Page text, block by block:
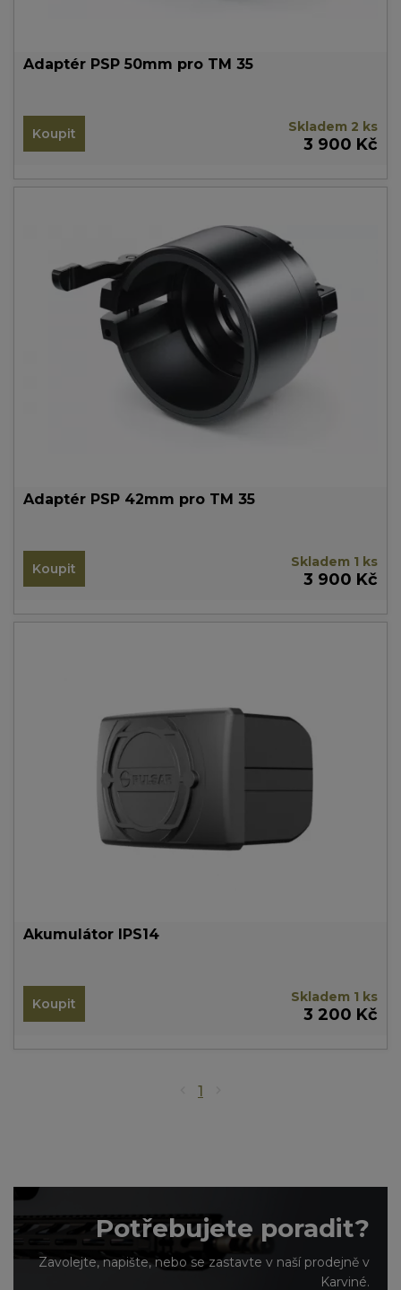
Adaptér PSP 50mm pro TM 35
Koupit Skladem 2 ks
3 900 Kč
Adaptér PSP 42mm pro TM 35
Koupit Skladem 1 ks
3 900 Kč
Akumulátor IPS14
Koupit Skladem 1 ks
3 200 Kč
1
Potřebujete poradit?
Zavolejte, napište, nebo se zastavte v naší prodejně v
Karviné.